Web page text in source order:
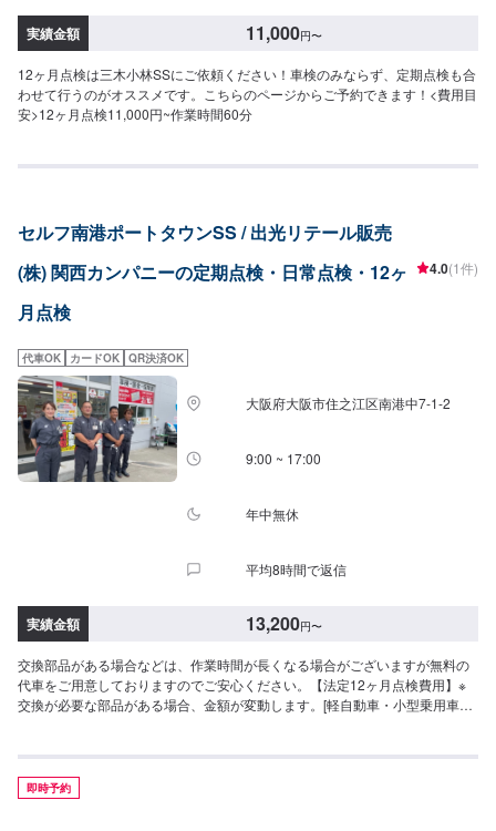
実績金額 11,000円〜
12ヶ月点検は三木小林SSにご依頼ください！車検のみならず、定期点検も合
わせて行うのがオススメです。こちらのページからご予約できます！<費用目
安>12ヶ月点検11,000円~作業時間60分
セルフ南港ポートタウンSS / 出光リテール販売
(株) 関西カンパニーの定期点検・日常点検・12ヶ
月点検
4.0(1件)
代車OK カードOK QR決済OK
大阪府大阪市住之江区南港中7-1-2
9:00 ~ 17:00
年中無休
平均8時間で返信
実績金額 13,200円〜
交換部品がある場合などは、作業時間が長くなる場合がございますが無料の
代車をご用意しておりますのでご安心ください。【法定12ヶ月点検費用】※
交換が必要な部品がある場合、金額が変動します。[軽自動車・小型乗用車・
型貨物]13,200円[輸入車]24,200円[ダブルタイヤ・トラック]35,200円【コン
ピュータ診断(OBD)】3,300円〜
即時予約